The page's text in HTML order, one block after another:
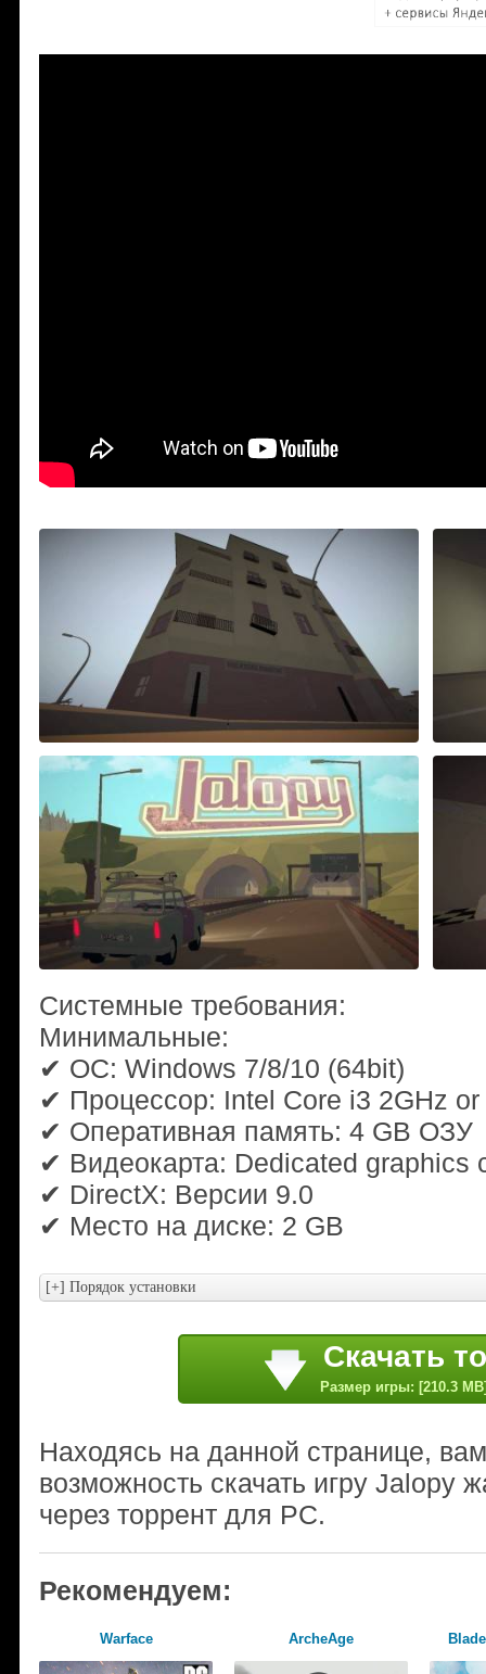
Системные требования:
Минимальные:
✔ ОС: Windows 7/8/10 (64bit)
✔ Процессор: Intel Core i3 2GHz
✔ Оперативная память: 4 GB ОЗУ
✔ Видеокарта: Dedicated graphics
✔ DirectX: Версии 9.0
✔ Место на диске: 2 GB
Скачать
Размер игры: [210.3
Находясь на данной странице,
возможность скачать игру Jalopy
через торрент для PC.
Рекомендуем:
Warface ArcheAge